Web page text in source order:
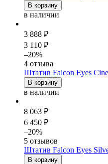
В корзину
в наличии
3 888 ₽
3 110 ₽
–20%
4 отзыва
Штатив Falcon Eyes
В корзину
в наличии
8 063 ₽
6 450 ₽
–20%
5 отзывов
Штатив Falcon Eyes
В корзину